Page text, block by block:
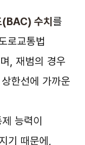
수치 를
로교통법
, 재범의 경우
한선에 가까운
능력이
기 때문에,